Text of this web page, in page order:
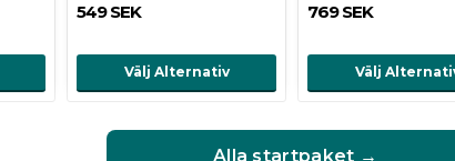
549 SEK
Välj Alternativ
769 SEK
Välj
Alla startpaket →